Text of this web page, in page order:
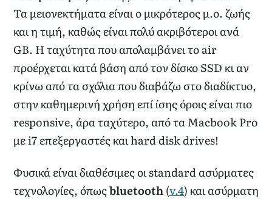
Τα μειονεκτήματα είναι ο μικρότερος μ.ο. ζωής
και η τιμή, καθώς είναι πολύ ακριβότεροι ανά
GB. Η ταχύτητα που απολαμβάνει το air
προέρχεται κατά βάση από τον δίσκο SSD κι αν
κρίνω από τα σχόλια που διαβάζω στο διαδίκτυο,
στην καθημερινή χρήση επί ίσης όροις είναι πιο
responsive, άρα ταχύτερο, από τα Macbook Pro
με i7 επεξεργαστές και hard disk drives!
Φυσικά είναι διαθέσιμες οι standard ασύρματες
τεχνολογίες, όπωςbluetooth(v.4) και ασύρματη